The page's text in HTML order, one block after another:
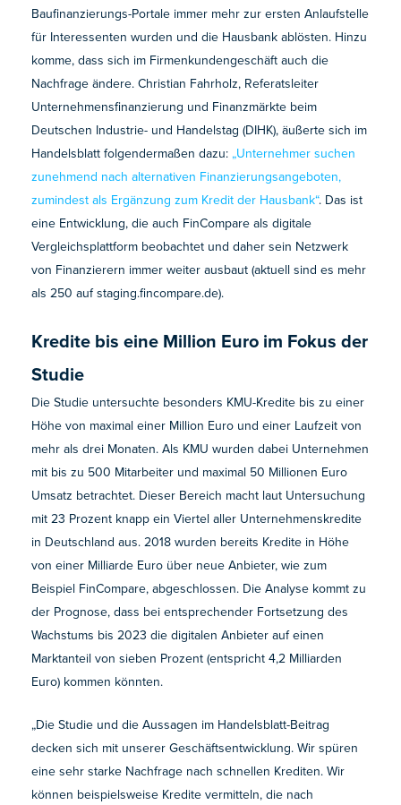
Baufinanzierungs-Portale immer mehr zur ersten Anlaufstelle
für Interessenten wurden und die Hausbank ablösten. Hinzu
komme, dass sich im Firmenkundengeschäft auch die
Nachfrage ändere. Christian Fahrholz, Referatsleiter
Unternehmensfinanzierung und Finanzmärkte beim
Deutschen Industrie- und Handelstag (DIHK), äußerte sich im
Handelsblatt folgendermaßen dazu: „Unternehmer suchen
zunehmend nach alternativen Finanzierungsangeboten,
zumindest als Ergänzung zum Kredit der Hausbank“. Das ist
eine Entwicklung, die auch FinCompare als digitale
Vergleichsplattform beobachtet und daher sein Netzwerk
von Finanzierern immer weiter ausbaut (aktuell sind es mehr
als 250 auf staging.fincompare.de).
Kredite bis eine Million Euro im Fokus der
Studie
Die Studie untersuchte besonders KMU-Kredite bis zu einer
Höhe von maximal einer Million Euro und einer Laufzeit von
mehr als drei Monaten. Als KMU wurden dabei Unternehmen
mit bis zu 500 Mitarbeiter und maximal 50 Millionen Euro
Umsatz betrachtet. Dieser Bereich macht laut Untersuchung
mit 23 Prozent knapp ein Viertel aller Unternehmenskredite
in Deutschland aus. 2018 wurden bereits Kredite in Höhe
von einer Milliarde Euro über neue Anbieter, wie zum
Beispiel FinCompare, abgeschlossen. Die Analyse kommt zu
der Prognose, dass bei entsprechender Fortsetzung des
Wachstums bis 2023 die digitalen Anbieter auf einen
Marktanteil von sieben Prozent (entspricht 4,2 Milliarden
Euro) kommen könnten.
„Die Studie und die Aussagen im Handelsblatt-Beitrag
decken sich mit unserer Geschäftsentwicklung. Wir spüren
eine sehr starke Nachfrage nach schnellen Krediten. Wir
können beispielsweise Kredite vermitteln, die nach